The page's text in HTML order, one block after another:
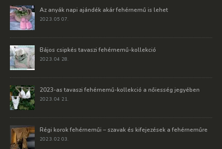
Az anyák napi ajándék akár fehérnemű is lehet
2023. 05 07.
Bájos csipkés tavaszi fehérnemű-kollekció
2023. 04 28.
2023-as tavaszi fehérnemű-kollekció a nőiesség jegyében
2023. 04 21.
Régi korok fehérneműi – szavak és kifejezések a fehérneműre
2023. 02 03.